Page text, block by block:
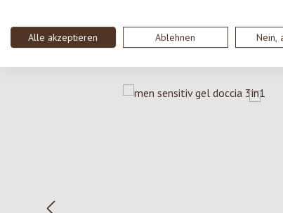
Alle akzeptieren Ablehnen Nein,